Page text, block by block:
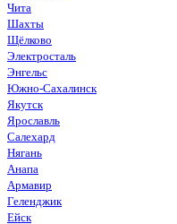
Чита
Шахты
Щёлково
Электросталь
Энгельс
Южно-Сахалинск
Якутск
Ярославль
Салехард
Нягань
Анапа
Армавир
Геленджик
Ейск